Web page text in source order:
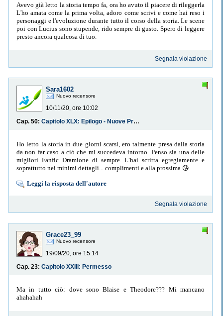
Avevo già letto la storia tempo fa, ora ho avuto il piacere di rileggerla
L'ho amata come la prima volta, adoro come scrivi e come hai reso i
personaggi e l'evoluzione durante tutto il corso della storia. Le scene
poi con Lucius sono stupende, rido sempre di gusto. Spero di leggere
presto ancora qualcosa di tuo.
Segnala violazione
Sara1602
Nuovo recensore
10/11/20, ore 10:02
Cap. 50:
Capitolo XLX: Epilogo - Nuove Prospettive
Ho letto la storia in due giorni scarsi, ero talmente presa dalla storia
da non far caso a ciò che mi succedeva intorno. Penso sia una delle
migliori Fanfic Dramione di sempre. L’hai scritta egregiamente e
soprattutto nei minimi dettagli... complimenti e alla prossima 😘
Leggi la risposta dell'autore
Segnala violazione
Grace23_99
Nuovo recensore
19/09/20, ore 15:14
Cap. 23: Capitolo XXIII: Permesso
Ma in tutto ciò: dove sono Blaise e Theodore??? Mi mancano
ahahahah